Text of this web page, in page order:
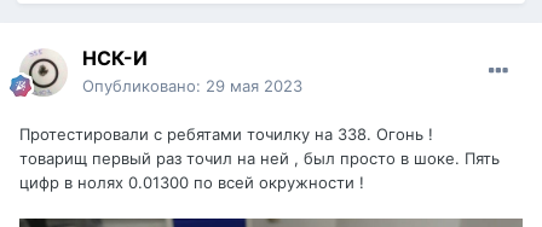
НСК-И
Опубликовано: 29 мая 2023
Протестировали с ребятами точилку на 338. Огонь !
товарищ первый раз точил на ней , был просто в шоке. Пять
цифр в нолях 0.01300 по всей окружности !